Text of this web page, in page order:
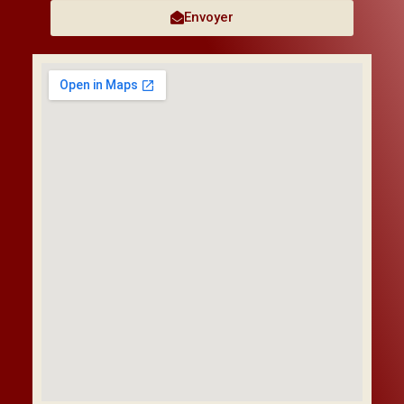
Envoyer